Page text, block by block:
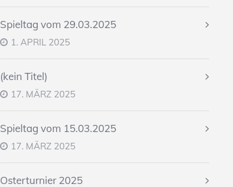
Spieltag vom 29.03.2025
1. APRIL 2025
(kein Titel)
17. MÄRZ 2025
Spieltag vom 15.03.2025
17. MÄRZ 2025
Osterturnier 2025